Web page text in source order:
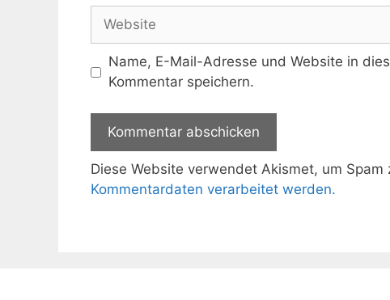
Adresse
Website
Name, E-Mail-Adresse und Website in
Kommentar speichern.
Diese Website verwendet Akismet, um Spam
Kommentardaten verarbeitet werden.